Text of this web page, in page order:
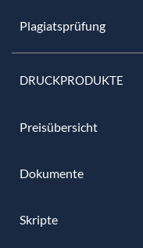
Plagiatsprüfung
DRUCKPRODUKTE
Preisübersicht
Dokumente
Skripte